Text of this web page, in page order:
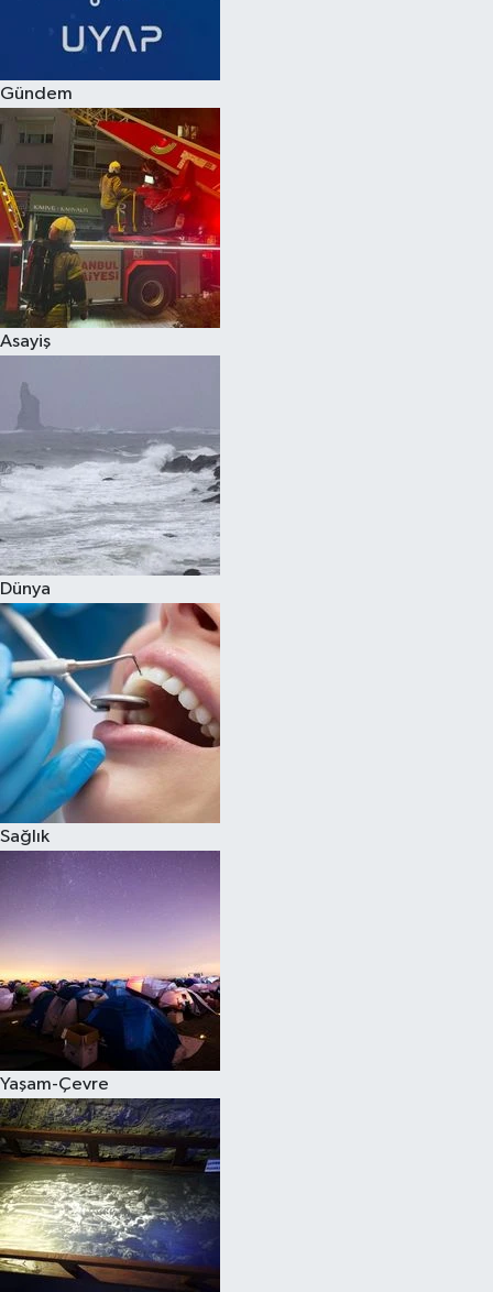
Gündem
Asayiş
Dünya
Sağlık
Yaşam-Çevre
Spor
Burç Yorumları
Çocuk
Eğitim
Hava Durumu
Kadın
Kültür Sanat
Sağlık
Siyaset
Teknoloji
Televizyon
Yaşam-Çevre